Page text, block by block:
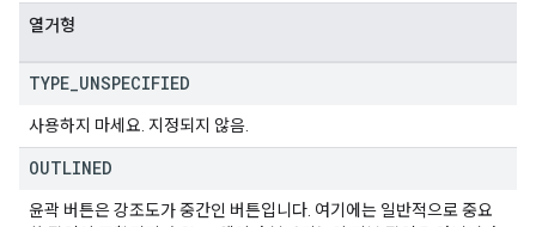
열거형
TYPE UNSPECIFIED
사용하지 마세요. 지정되지 않음.
OUTLINED
윤곽 버튼은 강조도가 중간인 버튼입니다. 여기에는 일반적으로 중요